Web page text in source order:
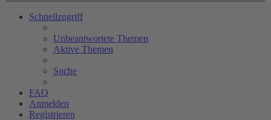
Schnellzugriff
Unbeantwortete Themen
Aktive Themen
Suche
FAQ
Anmelden
Registrieren